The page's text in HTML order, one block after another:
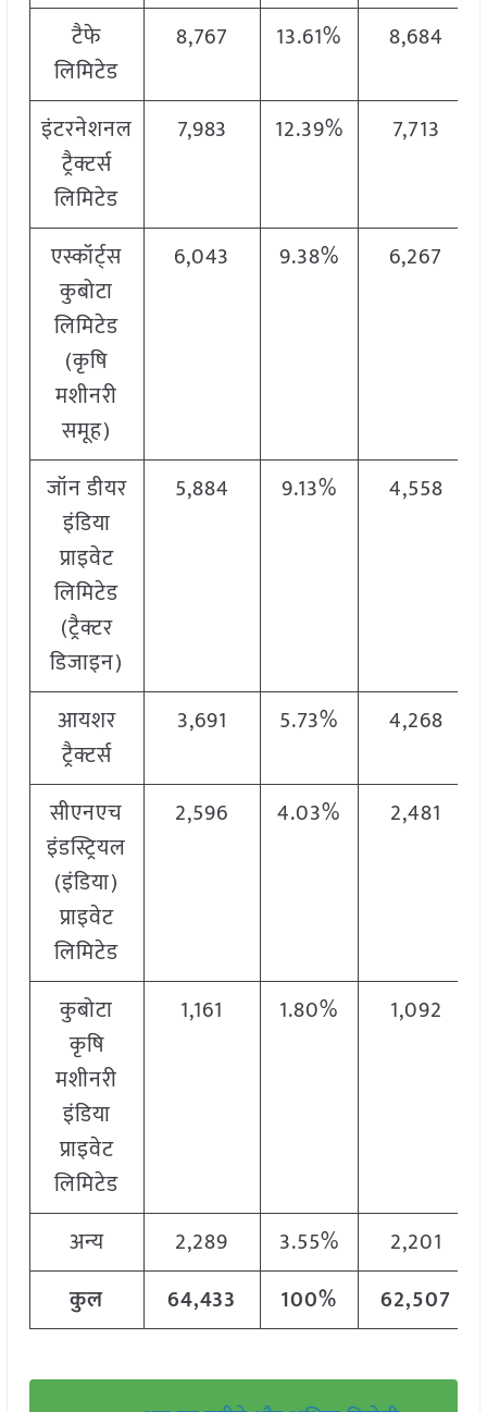
टैफे
लिमिटेड
8,767 13.61% 8,684
इंटरनेशनल
ट्रैक्टर्स
लिमिटेड
7,983 12.39% 7,713
एस्कॉर्ट्स
कुबोटा
लिमिटेड
(कृषि
मशीनरी
समूह)
6,043 9.38% 6,267
जॉन डीयर
इंडिया
प्राइवेट
लिमिटेड
(ट्रैक्टर
डिजाइन)
5,884 9.13% 4,558
आयशर
ट्रैक्टर्स
3,691 5.73% 4,268
सीएनएच
इंडस्ट्रियल
(इंडिया)
प्राइवेट
लिमिटेड
2,596 4.03% 2,481
कुबोटा
कृषि
मशीनरी
इंडिया
प्राइवेट
लिमिटेड
1,161 1.80% 1,092
अन्य 2,289 3.55%
2,201
कुल
64,433 100% 62,507